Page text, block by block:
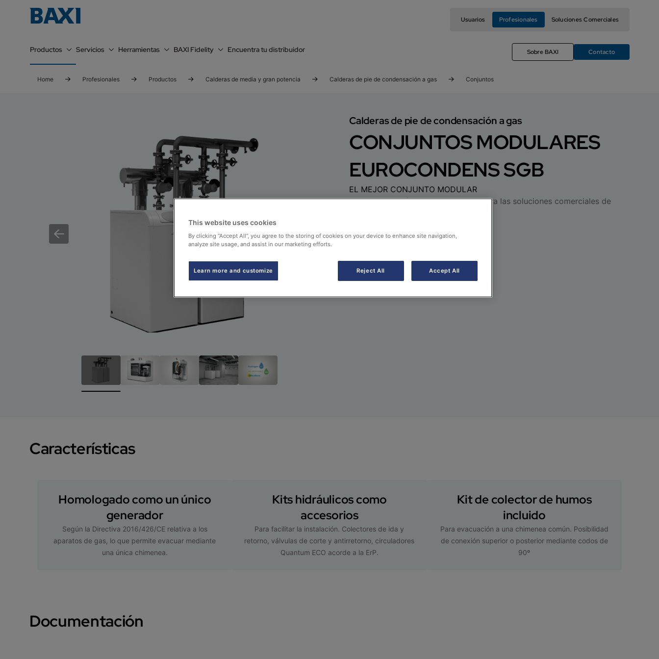
Usuarios Profesionales Soluciones Comerciales
Productos Servicios Herramientas BAXI Fidelity Encuentra tu distribuidor Sobre BAXI Contacto
Home Profesionales Productos Calderas de media y gran potencia Calderas de pie de condensación a gas Conjuntos
Calderas de pie de condensación a gas
CONJUNTOS MODULARES
EUROCONDENS SGB
EL MEJOR CONJUNTO MODULAR
Una combinación integral perfecta para las soluciones comerciales de
Características
Homologado como un único
generador
Según la Directiva 2016/426/CE relativa a los
aparatos de gas, lo que permite evacuar mediante
una única chimenea.
Kits hidráulicos como
accesorios
Para facilitar la instalación. Colectores de ida y
retorno, válvulas de corte y antirretorno, circuladores
Quantum ECO acorde a la ErP.
Kit de colector de humos
incluido
Para evacuación a una chimenea común. Posibilidad
de conexión superior o posterior mediante codos de
90º
Documentación
This website uses cookies
By clicking “Accept All”, you agree to the storing of cookies on your device to enhance site navigation,
analyze site usage, and assist in our marketing efforts.
Learn more and customize Reject All Accept All